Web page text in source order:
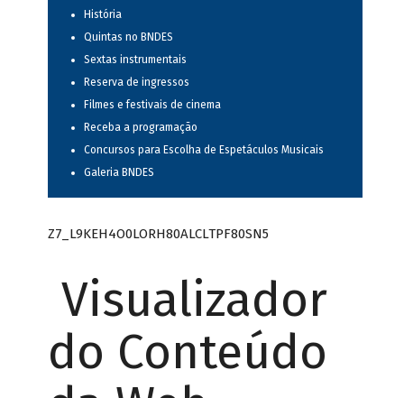
História
Quintas no BNDES
Sextas instrumentais
Reserva de ingressos
Filmes e festivais de cinema
Receba a programação
Concursos para Escolha de Espetáculos Musicais
Galeria BNDES
Z7_L9KEH4O0LORH80ALCLTPF80SN5
Visualizador
do Conteúdo